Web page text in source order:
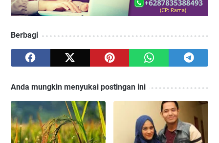
Berbagi
Anda mungkin menyukai postingan ini